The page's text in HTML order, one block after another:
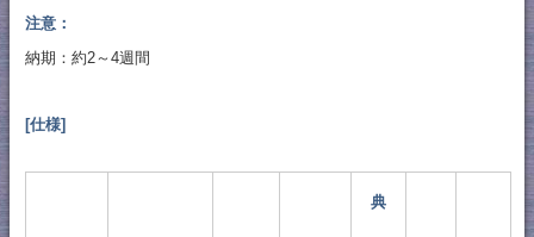
注意：
納期：約2～4週間
[仕様]
典